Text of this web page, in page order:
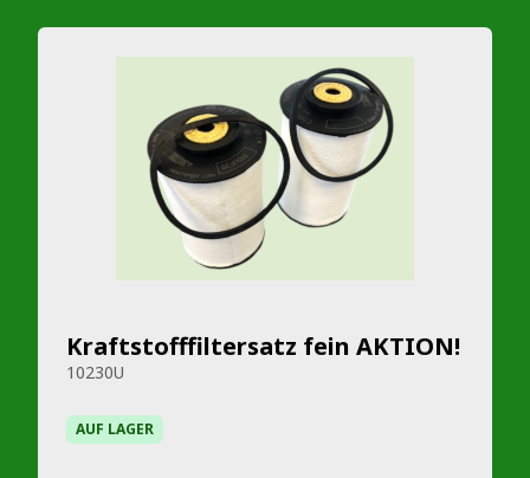
Kraftstofffiltersatz fein AKTION!
10230U
AUF LAGER